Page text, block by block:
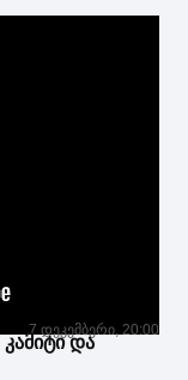
7 დეკემბერი, 20:00
და